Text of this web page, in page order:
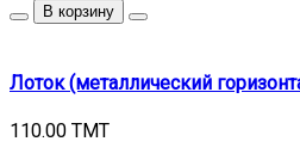
В корзину
Лоток (металлический
110.00 TMT